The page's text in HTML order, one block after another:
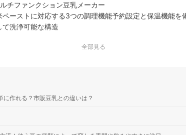
チファンクション豆乳メーカー
ペーストに対応する3つの調理機能予約設定と保温機能を
洗浄可能な構造
全部見る
に作れる？市販豆乳との違いは？